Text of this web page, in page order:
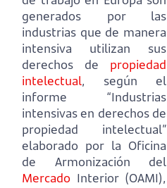
generados por las
industrias que de manera
intensiva utilizan sus
derechos de propiedad
intelectual,
según el
informe “Industrias
intensivas en derechos de
propiedad intelectual”
elaborado por la Oficina
de Armonización del
Mercado Interior (OAMI),